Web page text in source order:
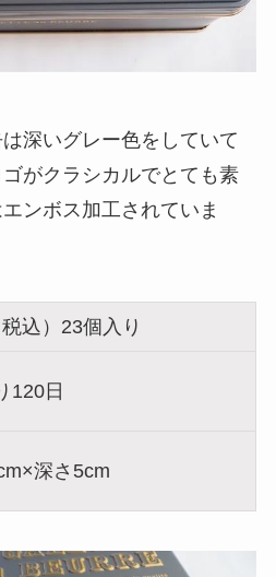
深いグレー色をしていて
がクラシカルでとても素
ンボス加工されていま
込）23個入り
120日
深さ5cm